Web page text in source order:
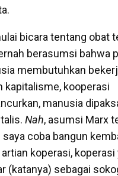
bicara tentang obat
berasumsi bahwa
membutuhkan
kapitalisme, kooperasi
manusia
Nah, asumsi Marx
coba bangun
koperasi, koperasi
(katanya) sebagai